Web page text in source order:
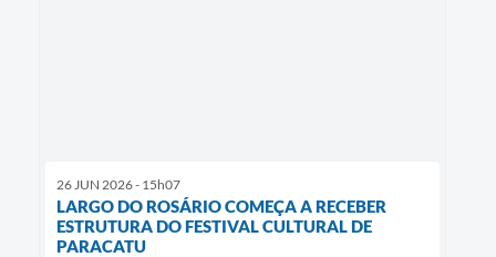
26 JUN 2026 - 15h07
LARGO DO ROSÁRIO COMEÇA A RECEBER
ESTRUTURA DO FESTIVAL CULTURAL DE
PARACATU